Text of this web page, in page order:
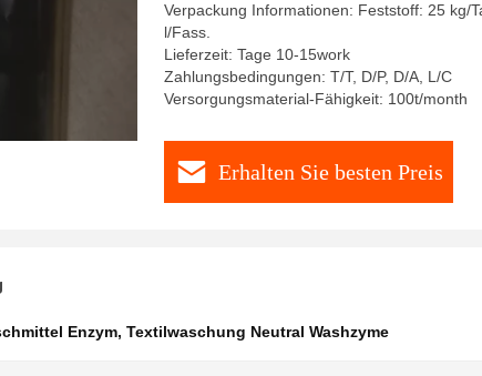
Verpackung Informationen: Feststoff: 25 kg/
l/Fass.
Lieferzeit: Tage 10-15work
Zahlungsbedingungen: T/T, D/P, D/A, L/C
Versorgungsmaterial-Fähigkeit: 100t/month
Erhalten Sie besten Preis
Enzym, Textilwaschung Neutral Washzyme